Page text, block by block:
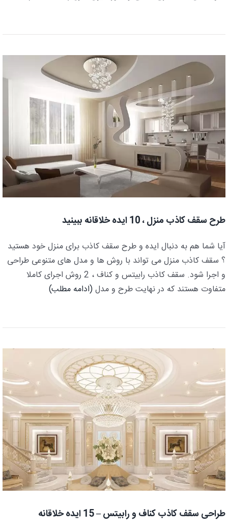
طرح سقف کاذب منزل ، 10 ایده خلاقانه ببینید
آیا شما هم به دنبال ایده و طرح سقف کاذب برای منزل خود هستید
؟ سقف کاذب منزل می تواند با روش ها و مدل های متنوعی طراحی
و اجرا شود. سقف کاذب رابیتس و کناف ، 2 روش اجرای کاملا
متفاوت هستند که در نهایت طرح و مدل(ادامه مطلب)
طراحی سقف کاذب کناف و رابیتس – 15 ایده خلاقانه